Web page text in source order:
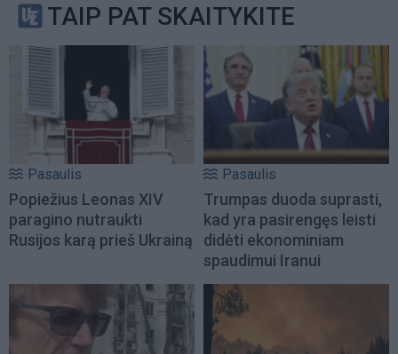
TAIP PAT SKAITYKITE
Pasaulis
Popiežius Leonas XIV
paragino nutraukti
Rusijos karą prieš Ukrainą
Pasaulis
Trumpas duoda suprasti,
kad yra pasirengęs leisti
didėti ekonominiam
spaudimui Iranui